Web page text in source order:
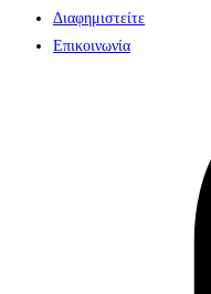
Διαφημιστείτε
Επικοινωνία